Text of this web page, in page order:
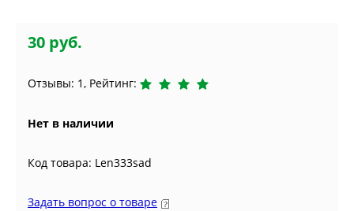
30 руб.
Отзывы: 1, Рейтинг:
Нет в наличии
Код товара: Len333sad
Задать вопрос о товаре